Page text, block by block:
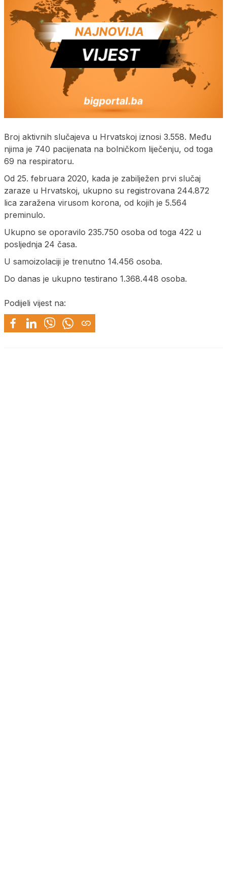
Broj aktivnih slučajeva u Hrvatskoj iznosi 3.558. Među
njima je 740 pacijenata na bolničkom liječenju, od toga
69 na respiratoru.
Od 25. februara 2020, kada je zabilježen prvi slučaj
zaraze u Hrvatskoj, ukupno su registrovana 244.872
lica zaražena virusom korona, od kojih je 5.564
preminulo.
Ukupno se oporavilo 235.750 osoba od toga 422 u
posljednja 24 časa.
U samoizolaciji je trenutno 14.456 osoba.
Do danas je ukupno testirano 1.368.448 osoba.
Podijeli vijest na: